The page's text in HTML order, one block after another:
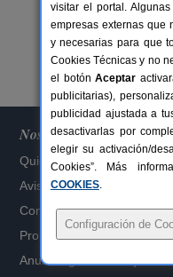
Buscar
Nosotros
Quiénes somos
Aviso Legal
Configuración de Cookies
Propietarios alojamientos
Anuncia gratis tu
visitar el portal.
empresas externas que
y necesarias para que
Cookies Técnicas y no
el botónAceptar
publicitarias),
publicidad ajustada a
desactivarlas por
elegir su activación/
Cookies”. Más
COOKIES.